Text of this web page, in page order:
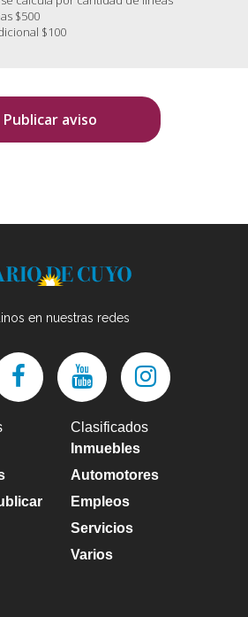
$500
$100
Publicar aviso
en nuestras redes
Clasificados
Inmuebles
Automotores
Empleos
Servicios
Varios